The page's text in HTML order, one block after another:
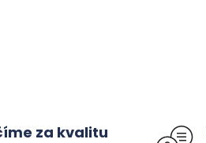
za kvalitu